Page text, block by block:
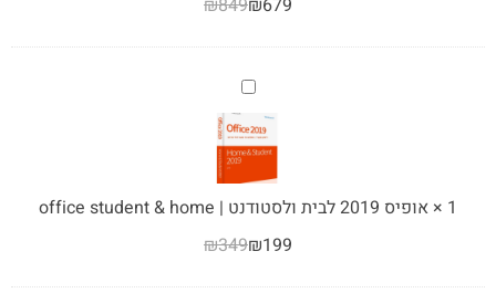
2019
Business
₪679
₪849
אופיס
2019
לבית
ולסטודנט
office
student
1
× אופיס 2019 לבית ולסטודנט | office student & home
₪199
₪349